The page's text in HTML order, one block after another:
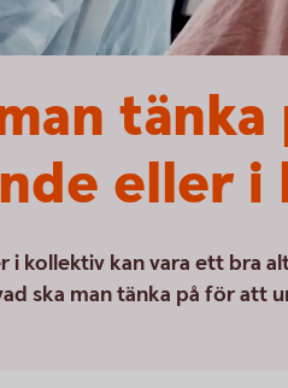
eller i
i kollektiv kan vara ett bra
ska man tänka på för att